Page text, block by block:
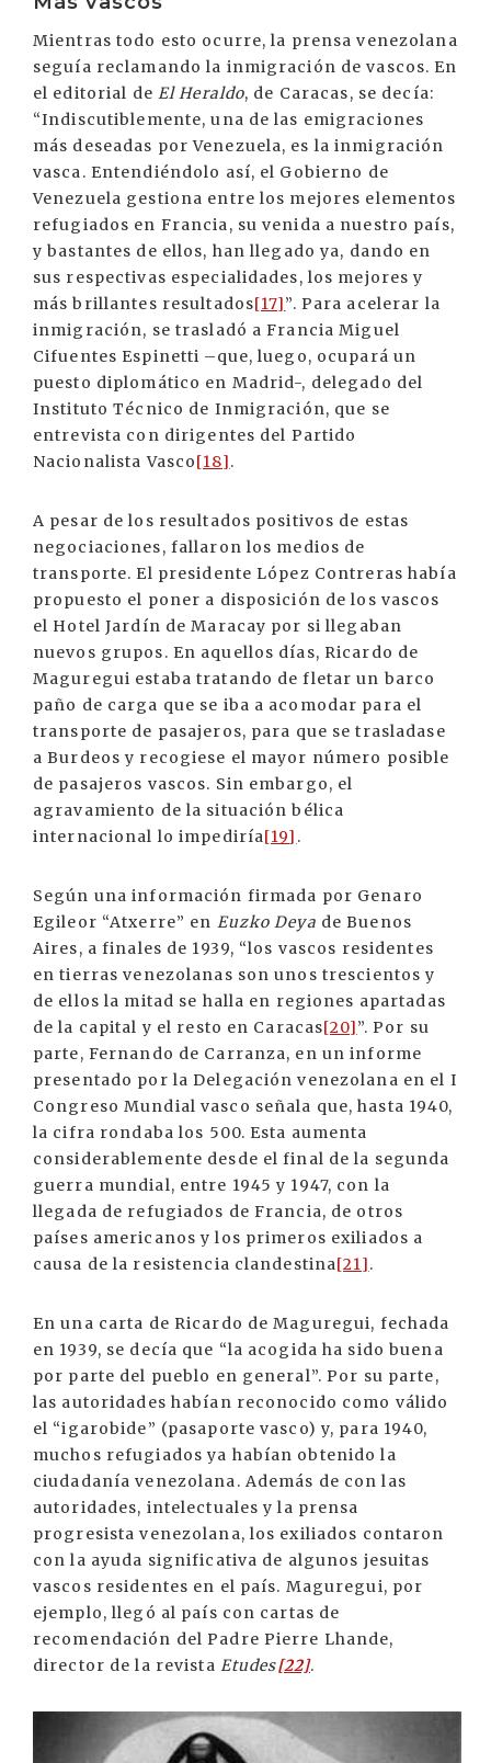
Mientras todo esto ocurre, la prensa venezolana
seguía reclamando la inmigración de vascos. En
el editorial de El Heraldo, de Caracas, se decía:
“Indiscutiblemente, una de las emigraciones
más deseadas por Venezuela, es la inmigración
vasca. Entendiéndolo así, el Gobierno de
Venezuela gestiona entre los mejores elementos
refugiados en Francia, su venida a nuestro país,
y bastantes de ellos, han llegado ya, dando en
sus respectivas especialidades, los mejores y
más brillantes resultados[17]”. Para acelerar la
inmigración, se trasladó a Francia Miguel
Cifuentes Espinetti –que, luego, ocupará un
puesto diplomático en Madrid-, delegado del
Instituto Técnico de Inmigración, que se
entrevista con dirigentes del Partido
Nacionalista Vasco[18].
A pesar de los resultados positivos de estas
negociaciones, fallaron los medios de
transporte. El presidente López Contreras había
propuesto el poner a disposición de los vascos
el Hotel Jardín de Maracay por si llegaban
nuevos grupos. En aquellos días, Ricardo de
Maguregui estaba tratando de fletar un barco
paño de carga que se iba a acomodar para el
transporte de pasajeros, para que se trasladase
a Burdeos y recogiese el mayor número posible
de pasajeros vascos. Sin embargo, el
agravamiento de la situación bélica
internacional lo impediría[19] .
Según una información firmada por Genaro
Egileor “Atxerre” en Euzko Deya de Buenos
Aires, a finales de 1939, “los vascos residentes
en tierras venezolanas son unos trescientos y
de ellos la mitad se halla en regiones apartadas
de la capital y el resto en Caracas[20]”. Por su
parte, Fernando de Carranza, en un informe
presentado por la Delegación venezolana en el I
Congreso Mundial vasco señala que, hasta 1940,
la cifra rondaba los 500. Esta aumenta
considerablemente desde el final de la segunda
guerra mundial, entre 1945 y 1947, con la
llegada de refugiados de Francia, de otros
países americanos y los primeros exiliados a
causa de la resistencia clandestina[21].
En una carta de Ricardo de Maguregui, fechada
en 1939, se decía que “la acogida ha sido buena
por parte del pueblo en general”. Por su parte,
las autoridades habían reconocido como válido
el “igarobide” (pasaporte vasco) y, para 1940,
muchos refugiados ya habían obtenido la
ciudadanía venezolana. Además de con las
autoridades, intelectuales y la prensa
progresista venezolana, los exiliados contaron
con la ayuda significativa de algunos jesuitas
vascos residentes en el país. Maguregui, por
ejemplo, llegó al país con cartas de
recomendación del Padre Pierre Lhande,
director de la revista Etudes[22].